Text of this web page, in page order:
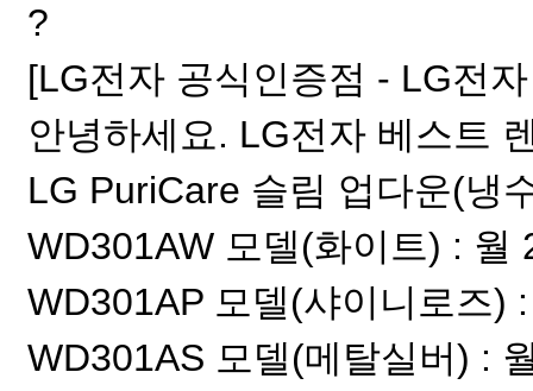
?
[LG전자 공식인증점 - LG전
안녕하세요. LG전자 베스트
LG PuriCare 슬림 업다운(냉
WD301AW 모델(화이트) : 월
WD301AP 모델(샤이니로즈)
WD301AS 모델(메탈실버) :